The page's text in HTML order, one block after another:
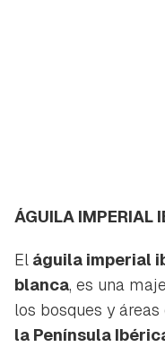
ÁGUILA IMPERIAL
El águila imperial
blanca, es una
los bosques y
la Península